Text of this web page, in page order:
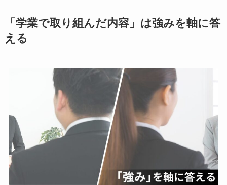
「学業で取り組んだ内容」は強みを軸に答
える